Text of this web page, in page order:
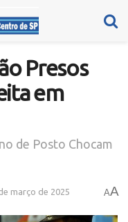
Presos
em
de Posto Chocam
março de 2025 AA